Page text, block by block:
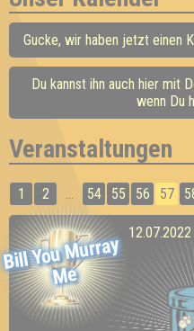
Gucke, wir haben jetzt einen
Du kannst ihn auch hier mit
wenn Du
Veranstaltungen
1 2 ... 54 55 56 57
Bill You
Murray
Me
12.07.2022